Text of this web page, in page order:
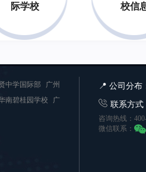
际学校
校信
中学国际部
广州
南碧桂园学校
广
📍 公司分布
联系方式
咨询热线：
微信联系：